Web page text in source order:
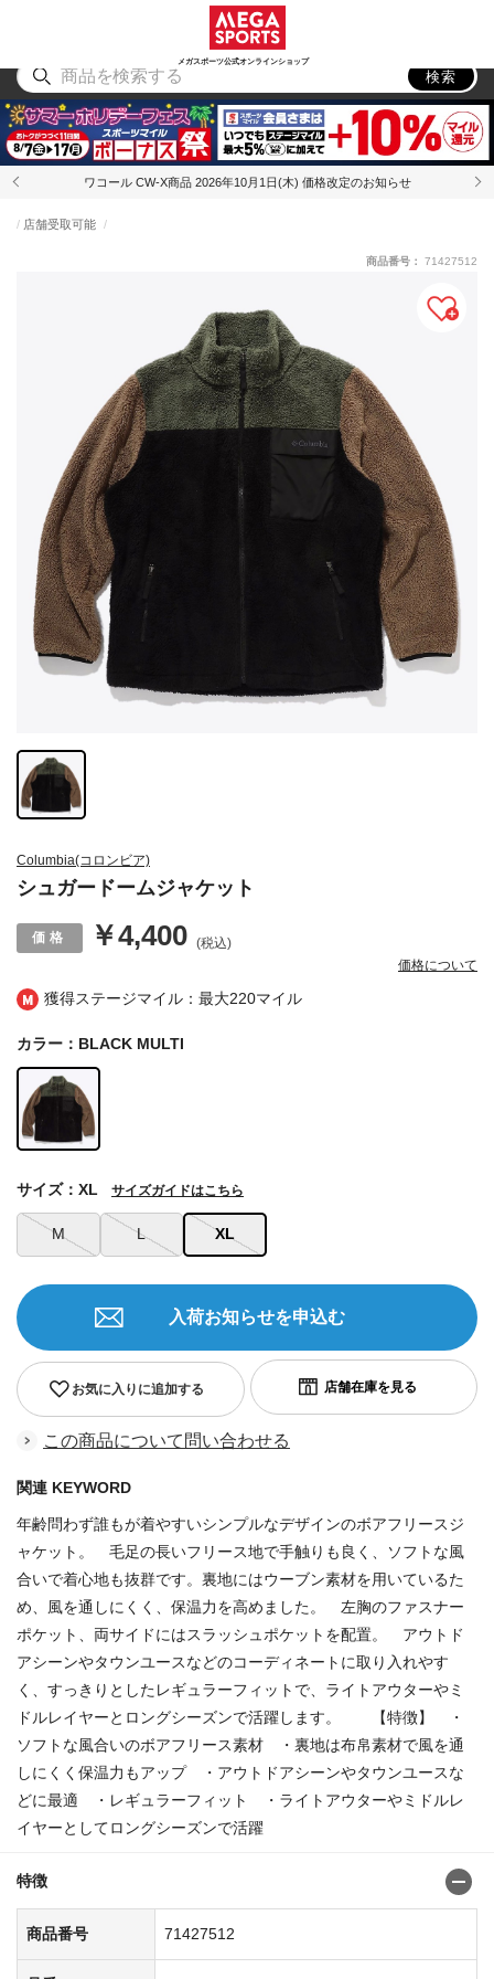
メガスポーツ公式オンラインショップ
アウトドア
検索
ワコール CW-X商品 2026年10月1日(木) 価格改定のお知らせ
獲得ステージマイル：最大220マイル
Columbia(コロンビア)
シュガードームジャケット
店舗受取可能
￥4,400 (税込)
価格について
商品番号： 71427512
カラー：BLACK MULTI
M L XL
サイズ：XL サイズガイドはこちら
お気に入りに追加する
入荷お知らせを申込む
この商品について問い合わせる
関連 KEYWORD
年齢問わず誰もが着やすいシンプルなデザインのボアフリースジ
ャケット。 毛足の長いフリース地で手触りも良く、ソフトな風
合いで着心地も抜群です。裏地にはウーブン素材を用いているた
め、風を通しにくく、保温力を高めました。 左胸のファスナー
ポケット、両サイドにはスラッシュポケットを配置。 アウトド
アシーンやタウンユースなどのコーディネートに取り入れやす
く、すっきりとしたレギュラーフィットで、ライトアウターやミ
ドルレイヤーとロングシーズンで活躍します。 【特徴】 ・
ソフトな風合いのボアフリース素材 ・裏地は布帛素材で風を通
しにくく保温力もアップ ・アウトドアシーンやタウンユースな
どに最適 ・レギュラーフィット ・ライトアウターやミドルレ
イヤーとしてロングシーズンで活躍
特徴
商品番号 71427512